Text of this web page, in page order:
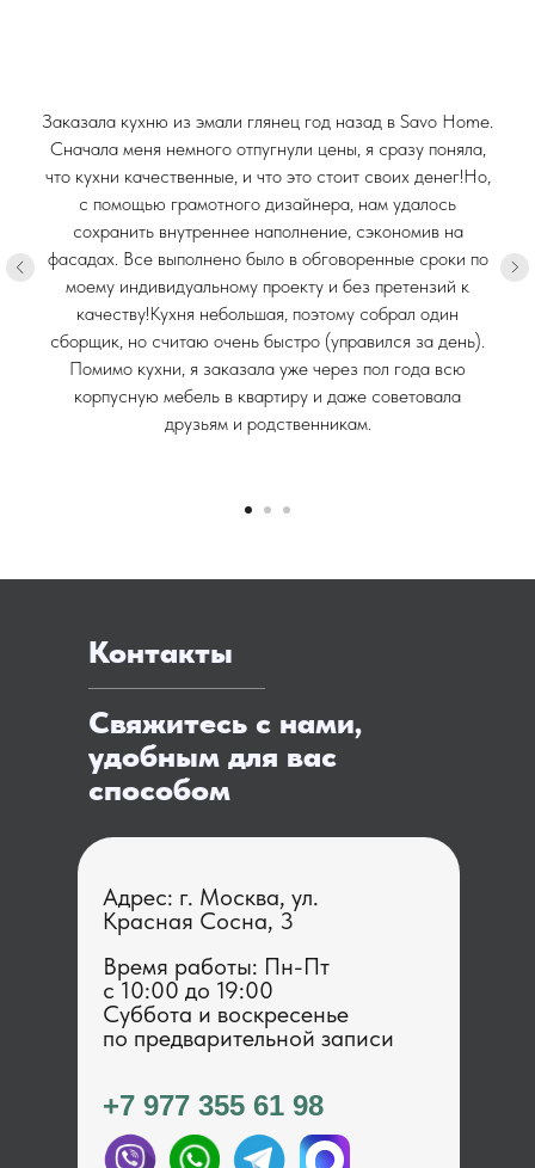
Заказала кухню из эмали глянец год назад в Savo Home.
Сначала меня немного отпугнули цены, я сразу поняла,
что кухни качественные, и что это стоит своих денег!Но,
с помощью грамотного дизайнера, нам удалось
сохранить внутреннее наполнение, сэкономив на
фасадах. Все выполнено было в обговоренные сроки по
моему индивидуальному проекту и без претензий к
качеству!Кухня небольшая, поэтому собрал один
сборщик, но считаю очень быстро (управился за день).
Помимо кухни, я заказала уже через пол года всю
корпусную мебель в квартиру и даже советовала
друзьям и родственникам.
Контакты
Свяжитесь с нами,
удобным для вас
способом
Адрес: г. Москва, ул.
Красная Сосна, 3
+7 977 355 61 98
Время работы: Пн-Пт
с 1 0:00 до 19:00
Суббота и воскресенье
по предварительной записи